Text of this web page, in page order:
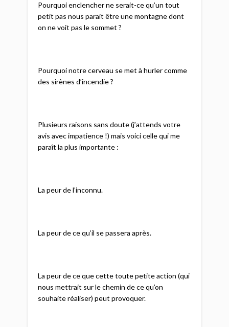
Pourquoi enclencher ne serait-ce qu’un tout
petit pas nous parait être une montagne dont
on ne voit pas le sommet ?
Pourquoi notre cerveau se met à hurler comme
des sirènes d’incendie ?
Plusieurs raisons sans doute (j’attends votre
avis avec impatience !) mais voici celle qui me
paraît la plus importante :
La peur de l’inconnu.
La peur de ce qu’il se passera après.
La peur de ce que cette toute petite action (qui
nous mettrait sur le chemin de ce qu’on
souhaite réaliser) peut provoquer.